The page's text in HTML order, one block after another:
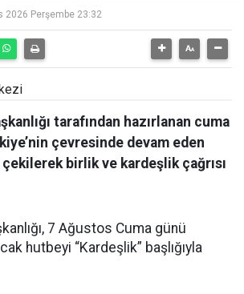
2026 Perşembe 23:32
tarafından hazırlanan cuma
çevresinde devam eden
birlik ve kardeşlik çağrısı
7 Ağustos Cuma günü
hutbeyi “Kardeşlik” başlığıyla